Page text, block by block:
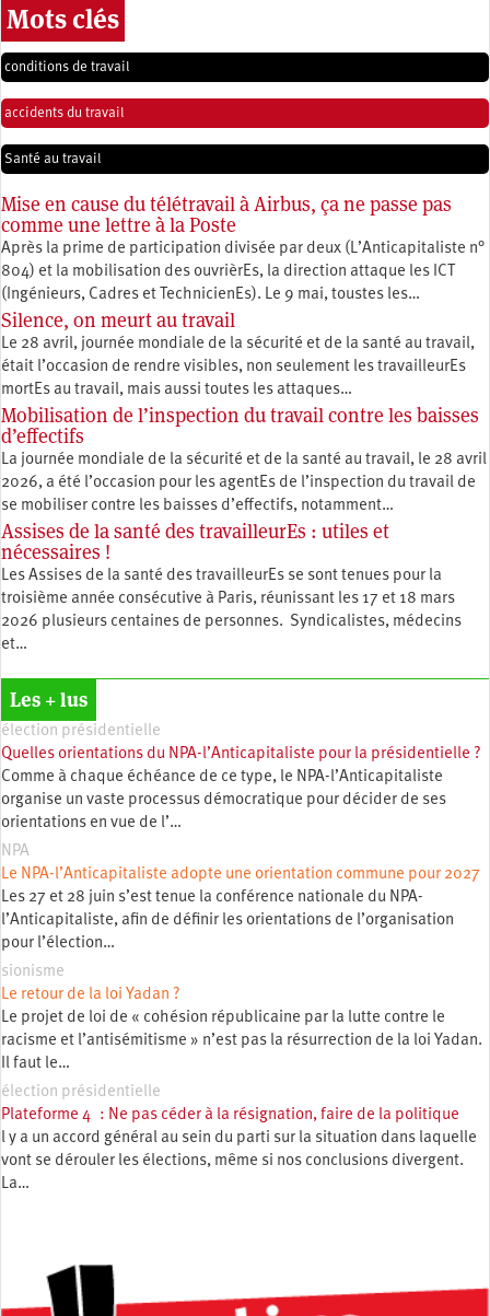
Mots clés
conditions de travail
accidents du travail
Santé au travail
Mise en cause du télétravail à Airbus, ça ne passe pas
comme une lettre à la Poste
Après la prime de participation divisée par deux (L’Anticapitaliste n°
804) et la mobilisation des ouvrièrEs, la direction attaque les ICT
(Ingénieurs, Cadres et TechnicienEs). Le 9 mai, toustes les…
Silence, on meurt au travail
Le 28 avril, journée mondiale de la sécurité et de la santé au travail,
était l’occasion de rendre visibles, non seulement les travailleurEs
mortEs au travail, mais aussi toutes les attaques…
Mobilisation de l’inspection du travail contre les baisses
d’effectifs
La journée mondiale de la sécurité et de la santé au travail, le 28 avril
2026, a été l’occasion pour les agentEs de l’inspection du travail de
se mobiliser contre les baisses d’effectifs, notamment…
Assises de la santé des travailleurEs : utiles et
nécessaires !
Les Assises de la santé des travailleurEs se sont tenues pour la
troisième année consécutive à Paris, réunissant les 17 et 18 mars
2026 plusieurs centaines de personnes. Syndicalistes, médecins
et…
Les + lus
élection présidentielle
Quelles orientations du NPA-l’Anticapitaliste pour la présidentielle ?
Comme à chaque échéance de ce type, le NPA-l’Anticapitaliste
organise un vaste processus démocratique pour décider de ses
orientations en vue de l’…
NPA
Le NPA-l’Anticapitaliste adopte une orientation commune pour 2027
Les 27 et 28 juin s’est tenue la conférence nationale du NPA-
l’Anticapitaliste, afin de définir les orientations de l’organisation
pour l’élection…
sionisme
Le retour de la loi Yadan ?
Le projet de loi de « cohésion républicaine par la lutte contre le
racisme et l’antisémitisme » n’est pas la résurrection de la loi Yadan.
Il faut le…
élection présidentielle
Plateforme 4 : Ne pas céder à la résignation, faire de la politique
l y a un accord général au sein du parti sur la situation dans laquelle
vont se dérouler les élections, même si nos conclusions divergent.
La…